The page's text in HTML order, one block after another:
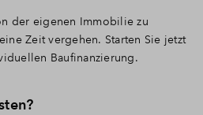
der eigenen Immobilie zu
Zeit vergehen. Starten Sie jetzt
Baufinanzierung.